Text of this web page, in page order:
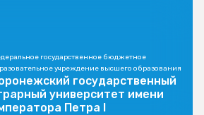
государственное бюджетное
учреждение высшего образования
государственный
университет имени
Петра I